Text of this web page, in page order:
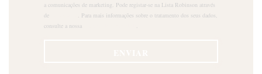
a comunicações de marketing. Pode registar-se na Lista Robinson através
de
. Para mais informações sobre o tratamento dos seus dados,
consulte a nossa
.